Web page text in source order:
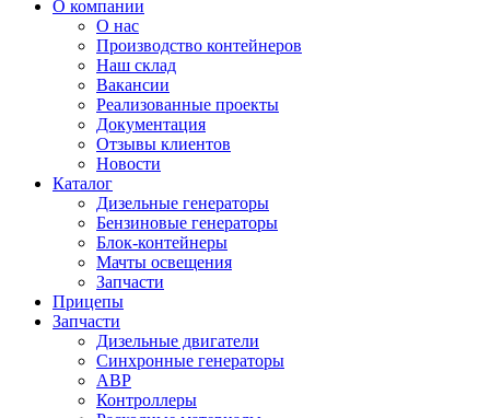
О компании
О нас
Производство контейнеров
Наш склад
Вакансии
Реализованные проекты
Документация
Отзывы клиентов
Новости
Каталог
Дизельные генераторы
Бензиновые генераторы
Блок-контейнеры
Мачты освещения
Запчасти
Прицепы
Запчасти
Дизельные двигатели
Синхронные генераторы
АВР
Контроллеры